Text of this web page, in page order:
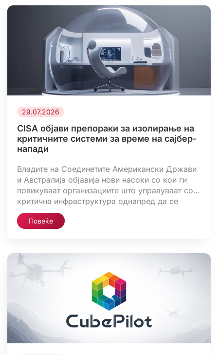
интернет. Истражувачите ја поврзале рамката
со лажна Android-апликација која […]
29.07.2026
CISA објави препораки за изолирање на
критичните системи за време на сајбер-
напади
Владите на Соединетите Американски Држави
и Австралија објавија нови насоки со кои ги
повикуваат организациите што управуваат со
критична инфраструктура однапред да се
подготват за изолирање на виталните системи
за оперативна технологија (OT) во случај на
изолирање на виталните системи“, е изработен
од […]
Повеќе